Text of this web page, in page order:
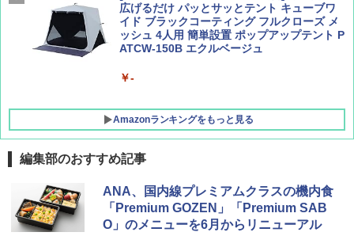
広げるだけ パッとサッとテント キューブワ
イド ブラックコーティング フルクローズ メ
ッシュ 4人用 簡単設置 ポップアップテント P
ATCW-150B エクルベージュ
￥-
Amazonランキングをもっと見る
DEWEL パラソル 大型 ビーチ アウトドアパ
ラソル ガーデン サイトシート付 折りたたみ
防水 UVカット 4段階高さ調整 軽量 収納袋付
き
編集部のおすすめ記事
ANA、国内線プレミアムクラスの機内食
「Premium GOZEN」「Premium SAB
O」のメニューを6月からリニューアル